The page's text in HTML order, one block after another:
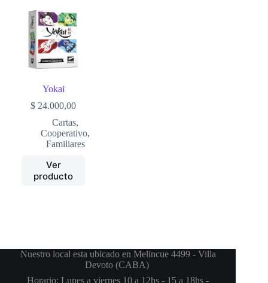
Yokai
$ 24.000,00
Cartas,
Cooperativo,
Familiares
Ver
producto
Nuestro local esta ubicado en Melincue 4499 - Villa
Devoto (CABA)
Horario: Lunes a viernes 10 a 12hs - 15 a 18hs -